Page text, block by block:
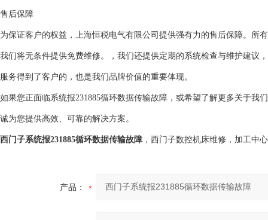
售后保障
为保证客户的权益，上海恒税电气有限公司提供强有力的售后保障。所
我们将无条件提供免费维修。，我们还提供定期的系统检查与维护建议
服务得到了客户的，也是我们品牌价值的重要体现。
如果您正面临系统报231885循环数据传输故障，或希望了解更多关于
诚为您提供高效、可靠的解决方案。
西门子系统报231885循环数据传输故障 ，西门子数控机床维修，加工中
产品：